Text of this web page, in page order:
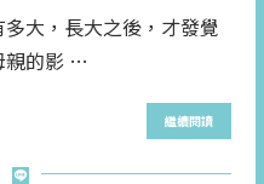
大，長大之後，才發覺
親的影 …
繼續閱讀